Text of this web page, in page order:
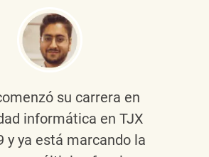
su carrera en
informática en TJX
y ya está marcando la